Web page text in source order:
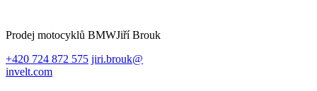
Prodej motocyklů BMWJiří Brouk
+420 724 872 575 jiri.brouk@
invelt.com